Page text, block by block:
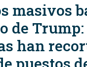
masivos
de
han